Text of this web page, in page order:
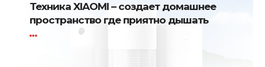
Техника XIAOMI – создает домашнее
пространство где приятно дышать